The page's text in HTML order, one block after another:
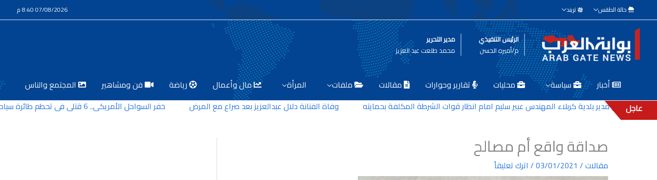
إلى
المحتوى
حالة الطقس تريند 07/08/2026 8:40 م
الرئيس التنفيذي
م/أميره الحسن
مدير التحرير
محمد طلعت عبد العزيز
أخبار سياسة محليات تقارير وحوارات مقالات ملفات المرأة مال وأعمال رياضة فن ومشاهير
المجتمع والناس
عاجل
مدير بلدية كربلاء المهندس عبير سليم امام انظار قوات الشرطة المكلفة بحمايته وفاة الفنانة دلال عبدالعزيز بعد صراع مع المرض خفر السواحل الأمريكي.. 6 قتلى في تحطم طائرة سياحية في ألاسكا
صداقة واقع أم مصالح
مقالات/
03/01/2021
/ اترك تعليقاً